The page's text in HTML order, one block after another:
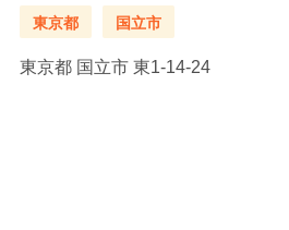
東京都 国立市
東京都 国立市 東1-14-24